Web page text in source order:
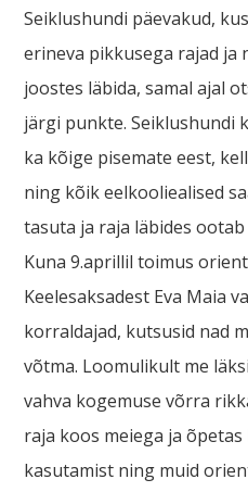
Seiklushundi päevakud,
erineva pikkusega rajad ja
joostes läbida, samal ajal
järgi punkte. Seiklushundi
ka kõige pisemate eest,
ning kõik eelkooliealised
tasuta ja raja läbides
Kuna 9.aprillil toimus
Keelesaksadest Eva Maia
korraldajad, kutsusid nad
võtma. Loomulikult me
vahva kogemuse võrra
raja koos meiega ja
kasutamist ning muid